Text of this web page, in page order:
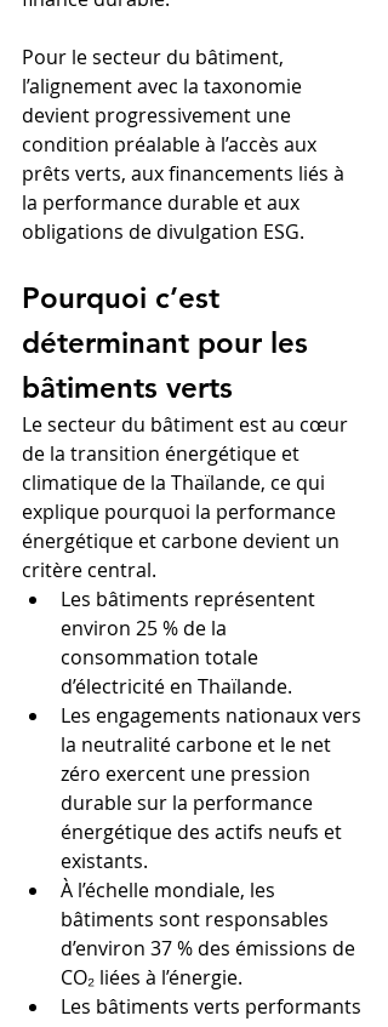
Pour le secteur du bâtiment,
l’alignement avec la taxonomie
devient progressivement une
condition préalable à l’accès aux
prêts verts, aux financements liés à
la performance durable et aux
obligations de divulgation ESG.
Pourquoi c’est
déterminant pour les
bâtiments verts
Le secteur du bâtiment est au cœur
de la transition énergétique et
climatique de la Thaïlande, ce qui
explique pourquoi la performance
énergétique et carbone devient un
critère central.
Les bâtiments représentent
environ 25 % de la
consommation totale
d’électricité en Thaïlande.
Les engagements nationaux vers
la neutralité carbone et le net
zéro exercent une pression
durable sur la performance
énergétique des actifs neufs et
existants.
À l’échelle mondiale, les
bâtiments sont responsables
d’environ 37 % des émissions de
CO₂ liées à l’énergie.
Les bâtiments verts performants